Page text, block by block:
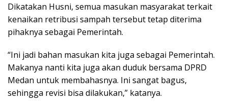
Dikatakan Husni, semua masukan masyarakat terkait
kenaikan retribusi sampah tersebut tetap diterima
pihaknya sebagai Pemerintah.
“Ini jadi bahan masukan kita juga sebagai Pemerintah.
Makanya nanti kita juga akan duduk bersama DPRD
Medan untuk membahasnya. Ini sangat bagus,
sehingga revisi bisa dilakukan,” katanya.